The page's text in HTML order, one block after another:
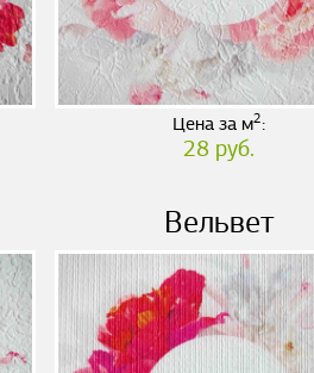
Цена за м2:
28 руб.
Вельвет